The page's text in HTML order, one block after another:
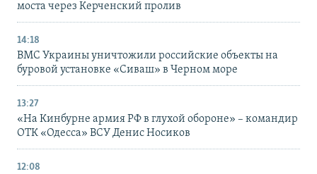
моста через Керченский пролив
14:18
ВМС Украины уничтожили российские объекты на
буровой установке «Сиваш» в Черном море
13:27
«На Кинбурне армия РФ в глухой обороне» – командир
ОТК «Одесса» ВСУ Денис Носиков
12:08